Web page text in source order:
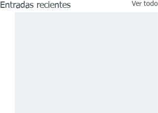
Entradas recientes Ver todo